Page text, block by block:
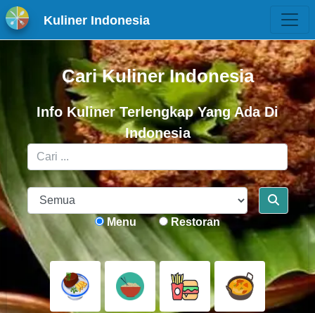
Kuliner Indonesia
Cari Kuliner Indonesia
Info Kuliner Terlengkap Yang Ada Di
Indonesia
Menu Restoran